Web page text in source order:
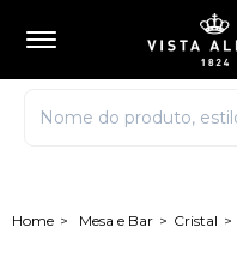
Mesa e Bar Cristal